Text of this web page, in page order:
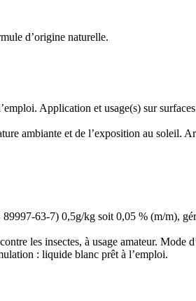
d’origine naturelle.
Application et usage(s) sur
ambiante et de l’exposition au soleil.
63-7) 0,5g/kg soit 0,05 % (m/m),
les insectes, à usage amateur. Mode
: liquide blanc prêt à l’emploi.